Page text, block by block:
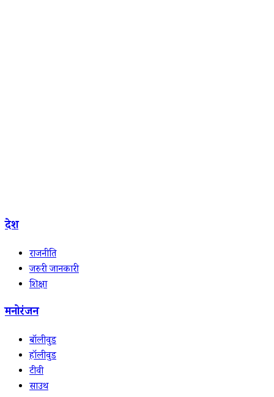
देश
राजनीति
जरुरी जानकारी
शिक्षा
मनोरंजन
बॉलीवुड
हॉलीवुड
टीवी
साउथ